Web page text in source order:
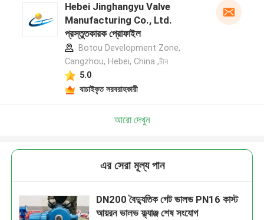
Hebei Jinghangyu Valve
Manufacturing Co., Ltd.
প্রস্তুতকারক প্রোফাইল
Botou Development Zone,
Cangzhou, Hebei, China ,চীন
5.0
যাচাইকৃত সরবরাহকারী
আরো দেখুন
এর সেরা মূল্য পান
DN200 বৈদ্যুতিক গেট ভালভ PN16 কাস্ট
আয়রন ভালভ ফ্ল্যাঞ্জ শেষ সংযোগ